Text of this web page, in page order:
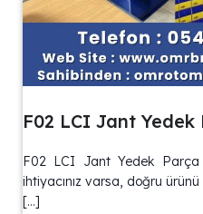
F02 LCI Jant Yedek
F02 LCI Jant Yedek
ihtiyacınız varsa, doğru ürünü
[…]